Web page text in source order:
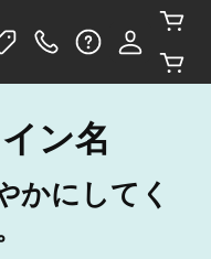
ン名
かにしてく